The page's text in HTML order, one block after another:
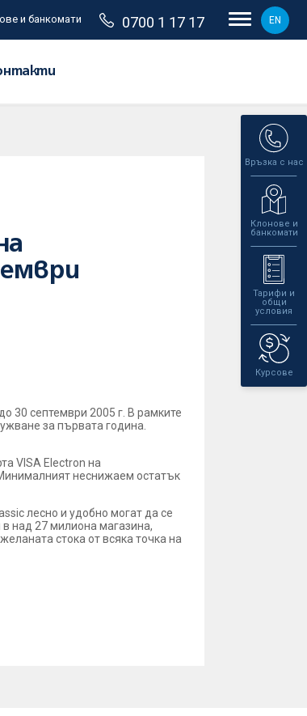
и банкомати 0700 1 17 17 EN
Връзка с нас
Клонове и
банкомати
Тарифи и
общи
условия
Курсове
30 септември 2005 г. В рамките
за първата година.
VISA Еlectron на
неснижаем остатък
лесно и удобно могат да се
в над 27 милиона магазина,
стока от всяка точка на